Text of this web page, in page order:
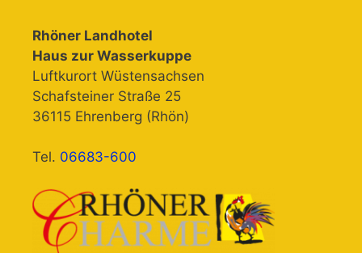
Rhöner Landhotel
Haus zur Wasserkuppe
Luftkurort Wüstensachsen
Schafsteiner Straße 25
36115 Ehrenberg (Rhön)
Tel. 06683-600